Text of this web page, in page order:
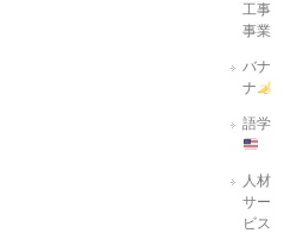
工事
事業
バナ
ナ
語学
人材
サー
ビス